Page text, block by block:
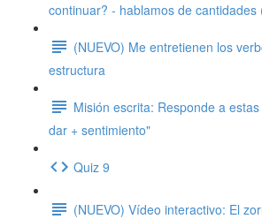
continuar? - hablamos de cantidades
(NUEVO) Me entretienen los
estructura
Misión escrita: Responde a
dar + sentimiento"
Quiz 9
(NUEVO) Vídeo interactivo: El